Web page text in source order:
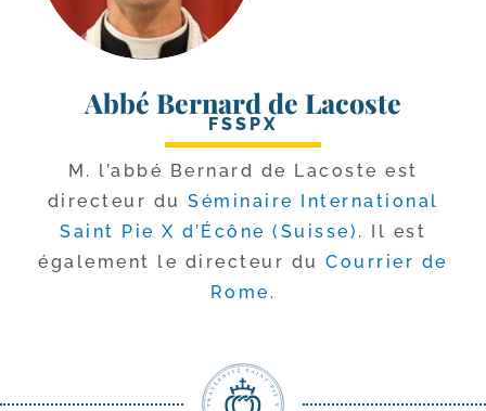
Abbé Bernard de Lacoste
FSSPX
M. l’ab­bé Bernard de Lacoste est
direc­teur du Séminaire International
Saint Pie X d’Écône (Suisse) . Il est
éga­le­ment le direc­teur duCourrier de
Rome .